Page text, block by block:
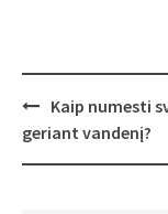
Post
navigation
Kaip numesti
geriant vandenį?